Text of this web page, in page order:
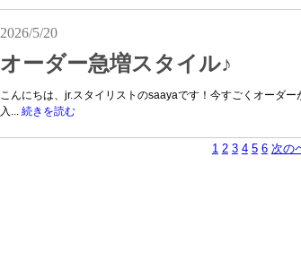
2026/5/20
オーダー急増スタイル♪
こんにちは、jr.スタイリストのsaayaです！今すごくオーダ
入...続きを読む
1 2 3 4 5 6 次の